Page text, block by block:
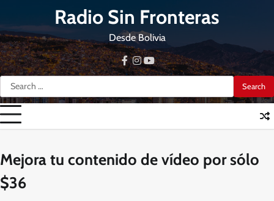
content
Radio Sin Fronteras
Desde Bolivia
Search
for:
facebook
instagram
youtube
Mejora tu contenido de vídeo por sólo
$36